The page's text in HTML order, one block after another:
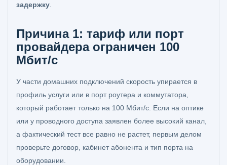
задержку
Причина 1: тариф или порт
провайдера ограничен 100
Мбит/с
У части домашних подключений скорость упирается в
профиль услуги или в порт роутера и коммутатора,
который работает только на 100 Мбит/с. Если на оптике
или у проводного доступа заявлен более высокий канал,
а фактический тест все равно не растет, первым делом
проверьте договор, кабинет абонента и тип порта на
оборудовании.